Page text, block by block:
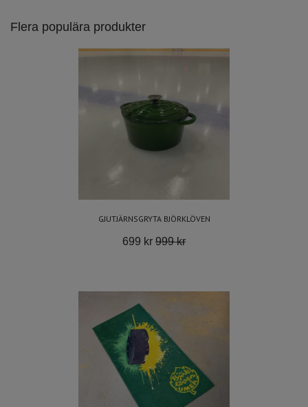
Flera populära produkter
GJUTJÄRNSGRYTA BJÖRKLÖVEN
699 kr 999 kr